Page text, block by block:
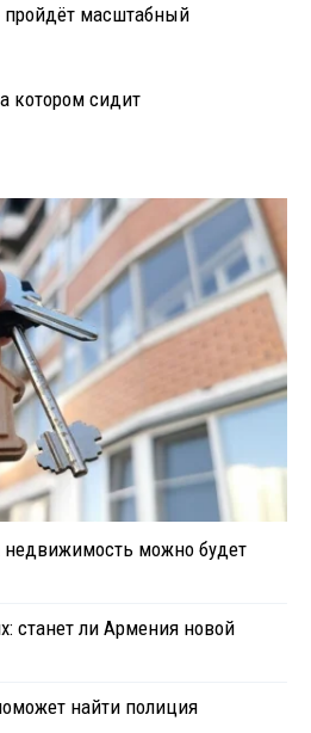
пройдёт масштабный
котором сидит
недвижимость можно будет
станет ли Армения новой
найти полиция